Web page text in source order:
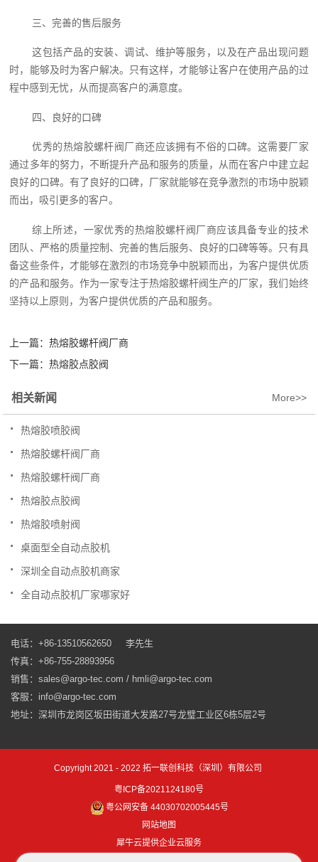
三、完善的售后服务
这包括产品的安装、调试、维护等服务，以及在产品出现问题
时，能够及时为客户解决。只有这样，才能够让客户在使用产品的过
程中感到无忧，从而提高客户的满意度。
四、良好的口碑
优秀的热熔胶螺杆阀厂商还应该拥有不俗的口碑。这需要厂家
通过多年的努力，不断提升产品和服务的质量，从而在客户中建立起
良好的口碑。有了良好的口碑，厂家就能够在竞争激烈的市场中脱颖
而出，吸引更多的客户。
综上所述，一家优秀的热熔胶螺杆阀厂商应该具备专业的技术
团队、严格的质量控制、完善的售后服务、良好的口碑等等。只有具
备这些条件，才能够在激烈的市场竞争中脱颖而出，为客户提供优质
的产品和服务。作为一家专注于热熔胶螺杆阀生产的厂家，我们始终
坚持以上原则，为客户提供优质的产品和服务。
上一篇：热熔胶螺杆阀厂商
下一篇：热熔胶点胶阀
相关新闻 More>>
热熔胶喷胶阀
.
热熔胶螺杆阀厂商
.
热熔胶螺杆阀厂商
.
热熔胶点胶阀
.
热熔胶喷射阀
.
桌面型全自动点胶机
.
深圳全自动点胶机商家
.
全自动点胶机厂家哪家好
.
电话：+86-13510562650 李先生
传真：+86-755-28893956
销售：sales@argo-tec.com / hmli@argo-tec.com
客服：info@argo-tec.com
地址：深圳市龙岗区坂田街道大发路27号龙璧工业区6栋5层2号
Copyright 2021 - 2022 拓一联创科技（深圳）有限公司
粤ICP备2021124180号
粤公网安备 44030702005445号
网站地图
犀牛云提供企业云服务